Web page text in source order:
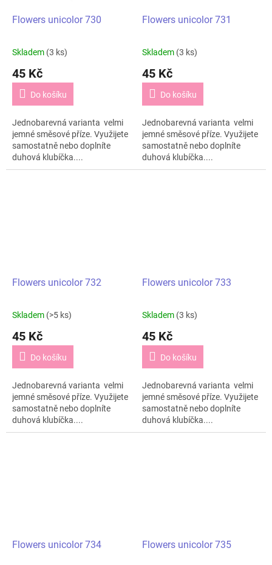
Flowers unicolor 730
Skladem (3 ks)
45 Kč
Do košíku
Jednobarevná varianta velmi
jemné směsové příze. Využijete
samostatně nebo doplníte
duhová klubíčka....
Flowers unicolor 731
Skladem (3 ks)
45 Kč
Do košíku
Jednobarevná varianta velmi
jemné směsové příze. Využijete
samostatně nebo doplníte
duhová klubíčka....
Flowers unicolor 732
Skladem (>5 ks)
45 Kč
Do košíku
Jednobarevná varianta velmi
jemné směsové příze. Využijete
samostatně nebo doplníte
duhová klubíčka....
Flowers unicolor 733
Skladem (3 ks)
45 Kč
Do košíku
Jednobarevná varianta velmi
jemné směsové příze. Využijete
samostatně nebo doplníte
duhová klubíčka....
Flowers unicolor 734 Flowers unicolor 735